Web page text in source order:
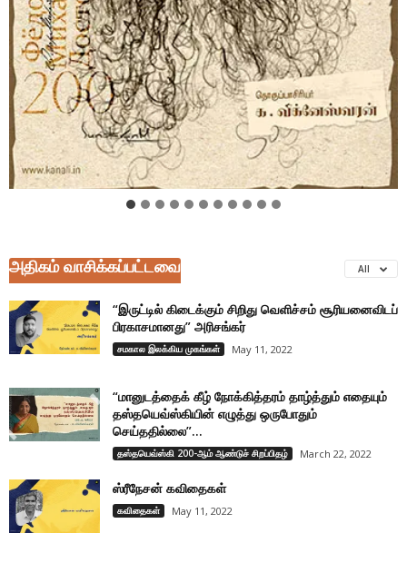
அதிகம் வாசிக்கப்பட்டவை All
“இருட்டில் கிடைக்கும் சிறிது வெளிச்சம் சூரியனைவிடப்
பிரகாசமானது” அரிசங்கர்
சமகால இலக்கிய முகங்கள் May 11, 2022
“மானுடத்தைக் கீழ் நோக்கித்தரம் தாழ்த்தும் எதையும்
தஸ்தயெவ்ஸ்கியின் எழுத்து ஒருபோதும்
செய்ததில்லை”...
தஸ்தயெவ்ஸ்கி 200-ஆம் ஆண்டுச் சிறப்பிதழ் March 22, 2022
ஸ்ரீநேசன் கவிதைகள்
கவிதைகள் May 11, 2022